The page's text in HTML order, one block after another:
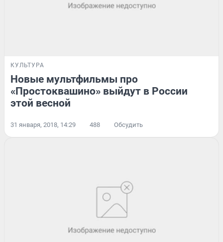
КУЛЬТУРА
Новые мультфильмы про
«Простоквашино» выйдут в России
этой весной
31 января, 2018, 14:29 488 Обсудить